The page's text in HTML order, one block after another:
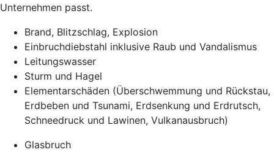
Unternehmen passt.
Brand, Blitzschlag, Explosion
Einbruchdiebstahl inklusive Raub und Vandalismus
Leitungswasser
Sturm und Hagel
Elementarschäden (Überschwemmung und Rückstau,
Erdbeben und Tsunami, Erdsenkung und Erdrutsch,
Schneedruck und Lawinen, Vulkanausbruch)
Glasbruch